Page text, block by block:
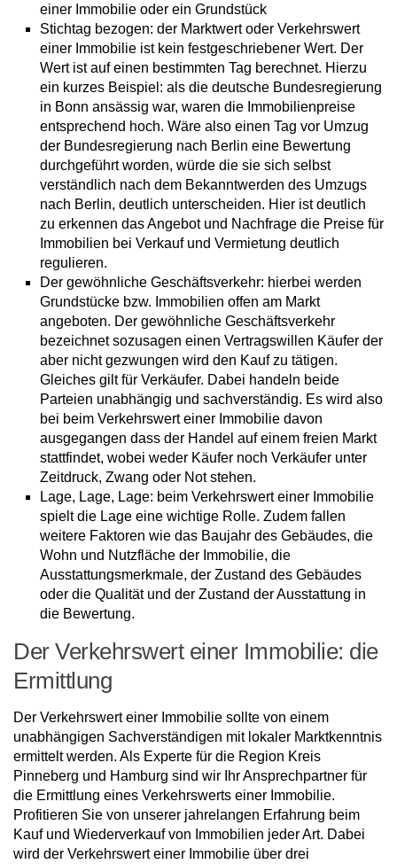
einer Immobilie oder ein Grundstück
Stichtag bezogen: der Marktwert oder Verkehrswert
einer Immobilie ist kein festgeschriebener Wert. Der
Wert ist auf einen bestimmten Tag berechnet. Hierzu
ein kurzes Beispiel: als die deutsche Bundesregierung
in Bonn ansässig war, waren die Immobilienpreise
entsprechend hoch. Wäre also einen Tag vor Umzug
der Bundesregierung nach Berlin eine Bewertung
durchgeführt worden, würde die sie sich selbst
verständlich nach dem Bekanntwerden des Umzugs
nach Berlin, deutlich unterscheiden. Hier ist deutlich
zu erkennen das Angebot und Nachfrage die Preise für
Immobilien bei Verkauf und Vermietung deutlich
regulieren.
Der gewöhnliche Geschäftsverkehr: hierbei werden
Grundstücke bzw. Immobilien offen am Markt
angeboten. Der gewöhnliche Geschäftsverkehr
bezeichnet sozusagen einen Vertragswillen Käufer der
aber nicht gezwungen wird den Kauf zu tätigen.
Gleiches gilt für Verkäufer. Dabei handeln beide
Parteien unabhängig und sachverständig. Es wird also
bei beim Verkehrswert einer Immobilie davon
ausgegangen dass der Handel auf einem freien Markt
stattfindet, wobei weder Käufer noch Verkäufer unter
Zeitdruck, Zwang oder Not stehen.
Lage, Lage, Lage: beim Verkehrswert einer Immobilie
spielt die Lage eine wichtige Rolle. Zudem fallen
weitere Faktoren wie das Baujahr des Gebäudes, die
Wohn und Nutzfläche der Immobilie, die
Ausstattungsmerkmale, der Zustand des Gebäudes
oder die Qualität und der Zustand der Ausstattung in
die Bewertung.
Der Verkehrswert einer Immobilie: die
Ermittlung
Der Verkehrswert einer Immobilie sollte von einem
unabhängigen Sachverständigen mit lokaler Marktkenntnis
ermittelt werden. Als Experte für die Region Kreis
Pinneberg und Hamburg sind wir Ihr Ansprechpartner für
die Ermittlung eines Verkehrswerts einer Immobilie.
Profitieren Sie von unserer jahrelangen Erfahrung beim
Kauf und Wiederverkauf von Immobilien jeder Art. Dabei
wird der Verkehrswert einer Immobilie über drei